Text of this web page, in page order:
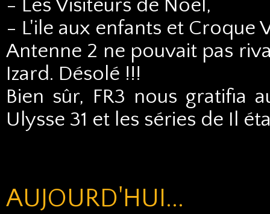
- Les Visiteurs de Noël,
- L'ile aux enfants et Croque
Antenne 2 ne pouvait pas
Izard. Désolé !!!
Bien sûr, FR3 nous gratifia
Ulysse 31 et les séries de Il
AUJOURD'HUI...